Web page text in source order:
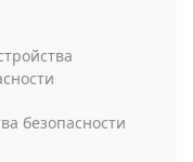
безопасности